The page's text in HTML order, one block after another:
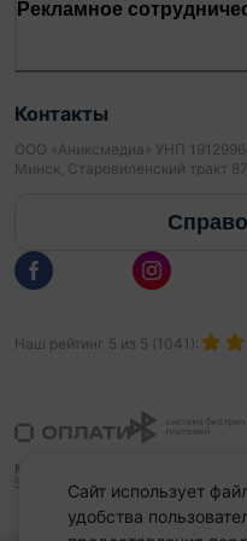
Рекламное
Контакты
ООО «Аниксмедиа» УНП
Минск, Старовиленский тракт
Наш рейтинг 5 из 5 1041 ):
Сайт использует
удобства